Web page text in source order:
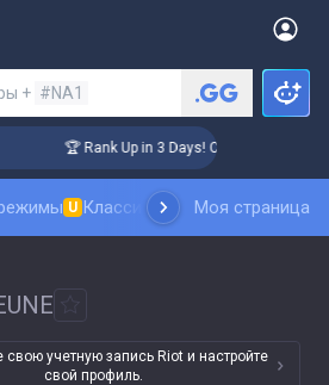
+ #NA1
🏆 Rank Up in 3 Days! Challenger
U Классика N Рейтинг скинов
Моя страница
свою учетную запись Riot и настройте
свой профиль.